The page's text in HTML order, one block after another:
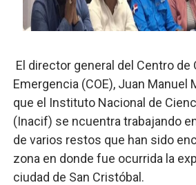
Banco Popular escala 17
Osiris de León responde a
DGPCF: 55 años sembrando
Operativo interagencial frena
El director general del Centro de
Emergencia (COE), Juan Manuel
que el Instituto Nacional de
(Inacif) se ncuentra trabajando
de varios restos que han sido
zona en donde fue ocurrida la
ciudad de San Cristóbal.